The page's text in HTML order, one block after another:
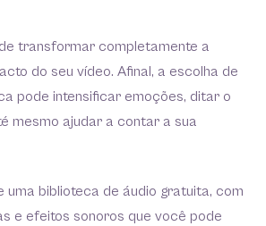
transformar completamente a
do seu vídeo. Afinal, a escolha de
pode intensificar emoções, ditar o
mesmo ajudar a contar a sua
uma biblioteca de áudio gratuita, com
e efeitos sonoros que você pode